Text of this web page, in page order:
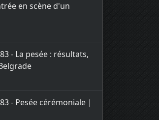
en scène d'un
- La pesée : résultats,
- Pesée cérémoniale |